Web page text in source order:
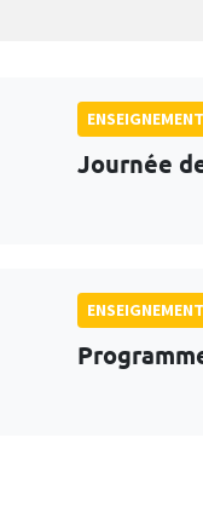
ENSEIGNEMENT
Journée
ENSEIGNEMENT